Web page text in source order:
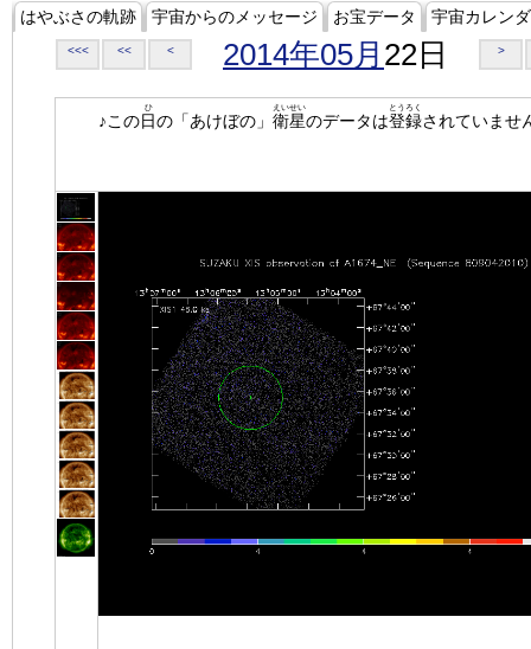
はやぶさの軌跡 宇宙からのメッセージ お宝データ 宇宙カレン
<<< << < 2014年05月 22日 >
♪この日
ひ
の「あけぼの」 衛星
えいせい
のデータは登録
とうろく
されていませ